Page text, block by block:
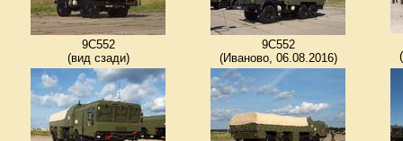
9С552
(вид сзади)
9С552
(Иваново, 06.08.2016)